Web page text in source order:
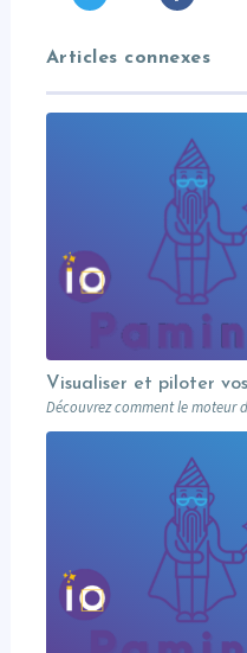
Articles connexes